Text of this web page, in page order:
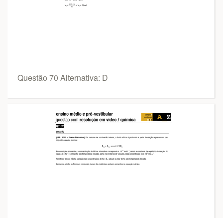
Questão 70 Alternativa: D